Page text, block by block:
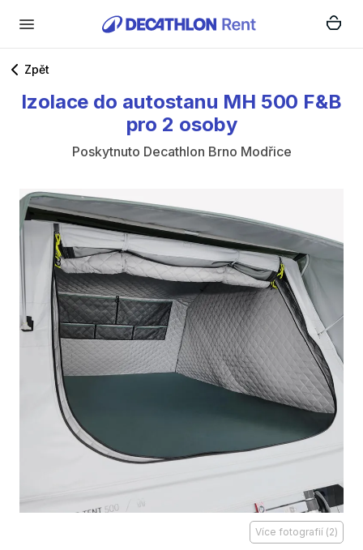
Zpět
Izolace do autostanu MH 500 F&B
pro 2 osoby
Poskytnuto Decathlon Brno Modřice
Více fotografií (2)